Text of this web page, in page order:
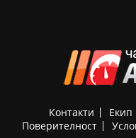
Контакти Екип
Поверителност